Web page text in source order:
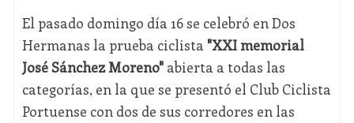
El pasado domingo día 16 se celebró en Dos
Hermanas la prueba ciclista "XXI memorial
José Sánchez Moreno" abierta a todas las
categorías, en la que se presentó el Club Ciclista
Portuense con dos de sus corredores en las